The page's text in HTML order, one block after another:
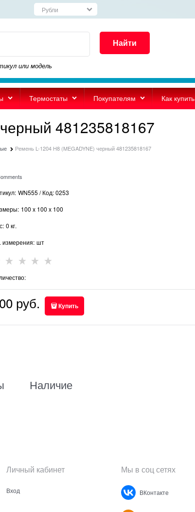
Найти
или модель
Термостаты Покупателям Как купить
481235818167
Ремень L-1204 H8 (MEGADYNE) черный 481235818167
WN555 / Код: 0253
100 x 100 x 100
0 кг.
измерения: шт
руб. Купить
Наличие
Личный кабинет
Вход
Мы в соц сетях
ВКонтакте